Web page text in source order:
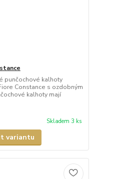
punčochové kalhoty
Constance s ozdobným
kalhoty mají
Skladem 3 ks
variantu